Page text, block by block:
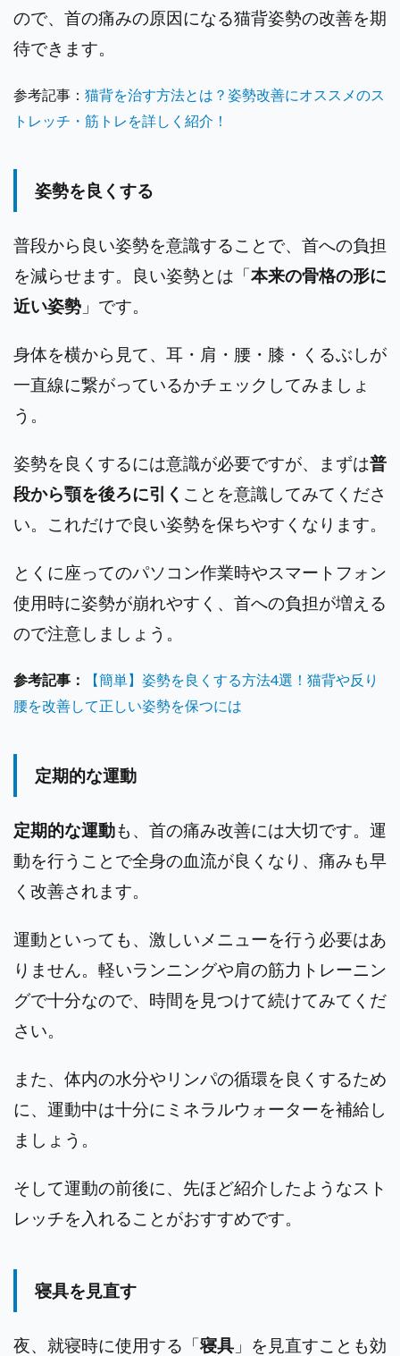
ので、首の痛みの原因になる猫背姿勢の改善を期
待できます。
参考記事： 猫背を治す方法とは？姿勢改善にオススメのス
トレッチ・筋トレを詳しく紹介！
姿勢を良くする
普段から良い姿勢を意識することで、首への負担
を減らせます。良い姿勢とは「本来の骨格の形に
近い姿勢 」です。
身体を横から見て、耳・肩・腰・膝・くるぶしが
一直線に繋がっているかチェックしてみましょ
う。
姿勢を良くするには意識が必要ですが、まずは普
段から顎を後ろに引く ことを意識してみてくださ
い。これだけで良い姿勢を保ちやすくなります。
とくに座ってのパソコン作業時やスマートフォン
使用時に姿勢が崩れやすく、首への負担が増える
ので注意しましょう。
参考記事：
【簡単】姿勢を良くする方法4選！猫背や反り
腰を改善して正しい姿勢を保つには
定期的な運動
定期的な運動も、首の痛み改善には大切です。運
動を行うことで全身の血流が良くなり、痛みも早
く改善されます。
運動といっても、激しいメニューを行う必要はあ
りません。軽いランニングや肩の筋力トレーニン
グで十分なので、時間を見つけて続けてみてくだ
さい。
また、体内の水分やリンパの循環を良くするため
に、運動中は十分にミネラルウォーターを補給し
ましょう。
そして運動の前後に、先ほど紹介したようなスト
レッチを入れることがおすすめです。
寝具を見直す
夜、就寝時に使用する「寝具 」を見直すことも効